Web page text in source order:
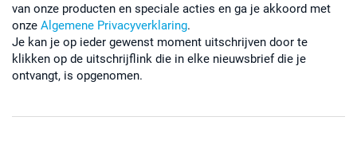
van onze producten en speciale acties en ga je akkoord met
onze Algemene Privacyverklaring.
Je kan je op ieder gewenst moment uitschrijven door te
klikken op de uitschrijflink die in elke nieuwsbrief die je
ontvangt, is opgenomen.